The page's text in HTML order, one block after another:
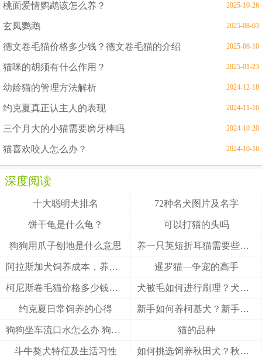
桃面爱情鹦鹉该怎么养？ 2025-10-26
玄凤鹦鹉 2025-08-03
德文卷毛猫价格多少钱？德文卷毛猫的介绍 2025-06-10
猫咪的胡须有什么作用？ 2025-01-23
幼龄猫的管理方法解析 2024-12-18
约克夏真正认主人的表现 2024-11-16
三个月大的小猫需要磨牙棒吗 2024-10-20
猫喜欢咬人怎么办？ 2024-10-16
深度阅读
十大聪明犬排名 72种名犬图片及名字
饼干龟是什么龟？ 可以打猫的头吗
狗狗用爪子刨地是什么意思 养一只英短折耳猫需要些什么
阿拉斯加犬饲养成本，养阿拉斯加犬一个月要多少钱？ 暹罗猫—争宠的高手
柯尼斯卷毛猫价格多少钱？柯尼斯卷毛猫的介绍 犬被毛如何进行刷理？犬被毛刷理方法！
约克夏日常饲养的心得 新手如何养柯基犬？新手养柯基的四大要点
狗狗坐车流口水怎么办 狗狗晕车会流口水 猫的品种
斗牛獒犬特征及生活习性 如何挑选饲养秋田犬？秋田犬有什么优缺点